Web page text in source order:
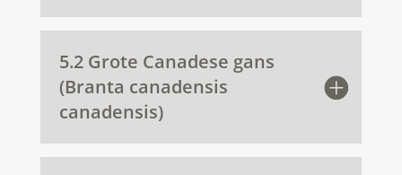
5.2 Grote Canadese gans
(Branta canadensis
canadensis)